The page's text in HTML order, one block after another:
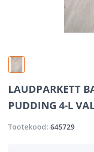
LAUDPARKETT
PUDDING 4-L
Tootekood: 645729